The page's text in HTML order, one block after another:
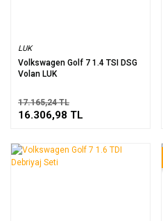
LUK
Volkswagen Golf 7 1.4 TSI DSG
Volan LUK
17.165,24 TL
16.306,98 TL